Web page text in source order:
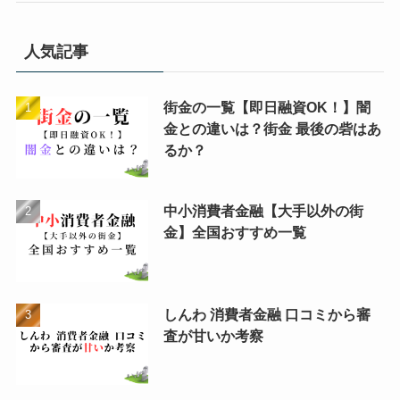
人気記事
街金の一覧【即日融資OK！】闇
金との違いは？街金 最後の砦はあ
るか？
中小消費者金融【大手以外の街
金】全国おすすめ一覧
しんわ 消費者金融 口コミから審
査が甘いか考察